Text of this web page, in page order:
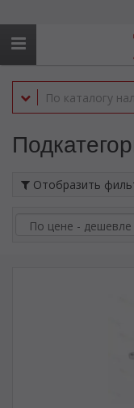
Отобразить